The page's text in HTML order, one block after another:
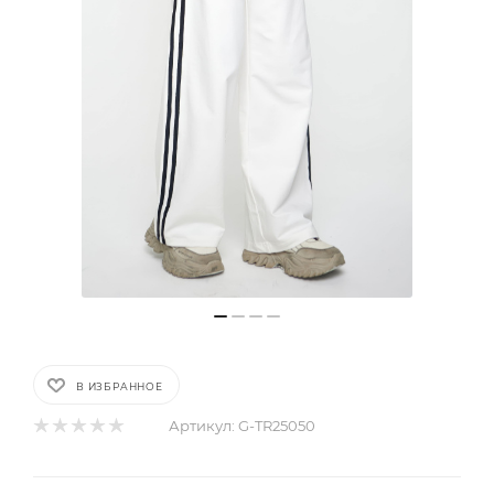
В ИЗБРАННОЕ
Артикул: G-TR25050